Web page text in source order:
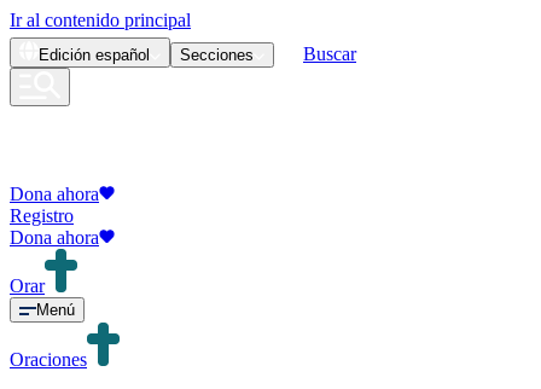
Ir al contenido principal
Edición español Secciones Buscar
Dona ahora
Registro
Dona ahora
Orar
Menú
Oraciones